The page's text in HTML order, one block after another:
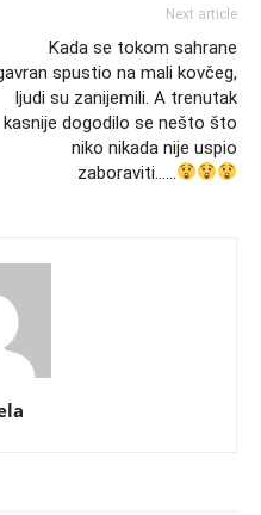
Next article
Kada se tokom sahrane
spustio na mali kovčeg,
ljudi su zanijemili. A trenutak
kasnije dogodilo se nešto što
niko nikada nije uspio
zaboraviti……